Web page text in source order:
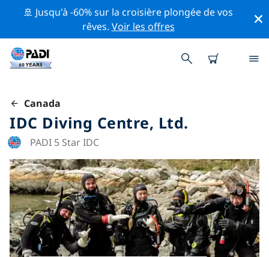
🚢 Jusqu'à -60% sur la croisière plongée de vos
rêves. Voir les offres
Canada
IDC Diving Centre, Ltd.
PADI 5 Star IDC